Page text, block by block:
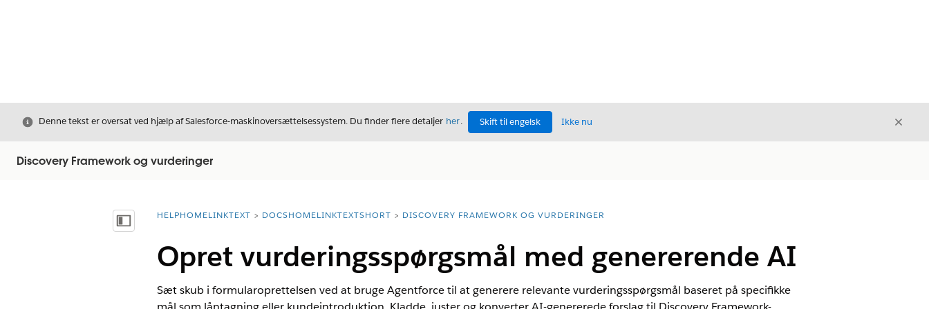
LukDenne tekst er oversat ved hjælp af Salesforce-maskinoversættelsessystem. Du finder flere detaljer her. Skift til engelsk Ikke nu Luk
Discovery Framework og vurderinger
Vis indholdsfortegnelse
breadcrumbDescription
HELPHOMELINKTEXT DOCSHOMELINKTEXTSHORT DISCOVERY FRAMEWORK OG VURDERINGER
Opret vurderingsspørgsmål med genererende AI
Sæt skub i formularoprettelsen ved at bruge Agentforce til at generere relevante vurderingsspørgsmål baseret på specifikke